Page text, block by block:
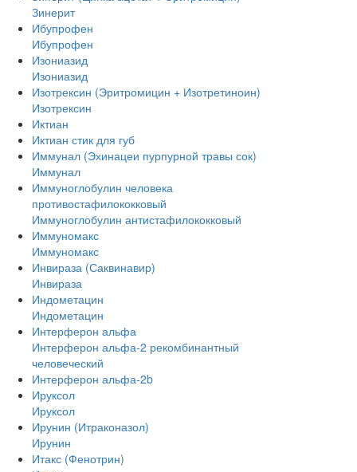
Зинерит
Ибупрофен
Ибупрофен
Изониазид
Изониазид
Изотрексин (Эритромицин + Изотретиноин)
Изотрексин
Иктиан
Иктиан стик для губ
Иммунал (Эхинацеи пурпурной травы сок)
Иммунал
Иммуноглобулин человека
противостафилококковый
Иммуноглобулин антистафилококковый
Иммуномакс
Иммуномакс
Инвираза (Саквинавир)
Инвираза
Индометацин
Индометацин
Интерферон альфа
Интерферон альфа-2 рекомбинантный
человеческий
Интерферон альфа-2b
Ируксол
Ируксол
Ирунин (Итраконазол)
Ирунин
Итакс (Фенотрин)